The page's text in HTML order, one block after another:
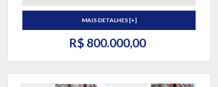
MAIS DETALHES [+]
R$ 800.000,00